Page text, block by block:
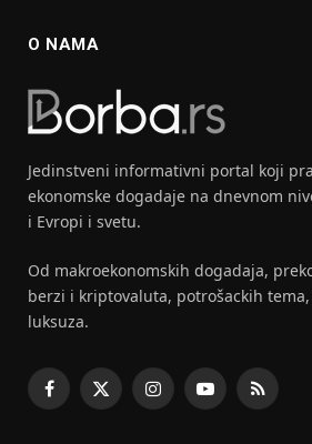
O NAMA
Jedinstveni informativni portal koji
ekonomske dogadaje na dnevnom
i Evropi i svetu.
Od makroekonomskih dogadaja,
berzi i kriptovaluta, potrošackih
luksuza.
Facebook
X
InstagramYouTubeRSS